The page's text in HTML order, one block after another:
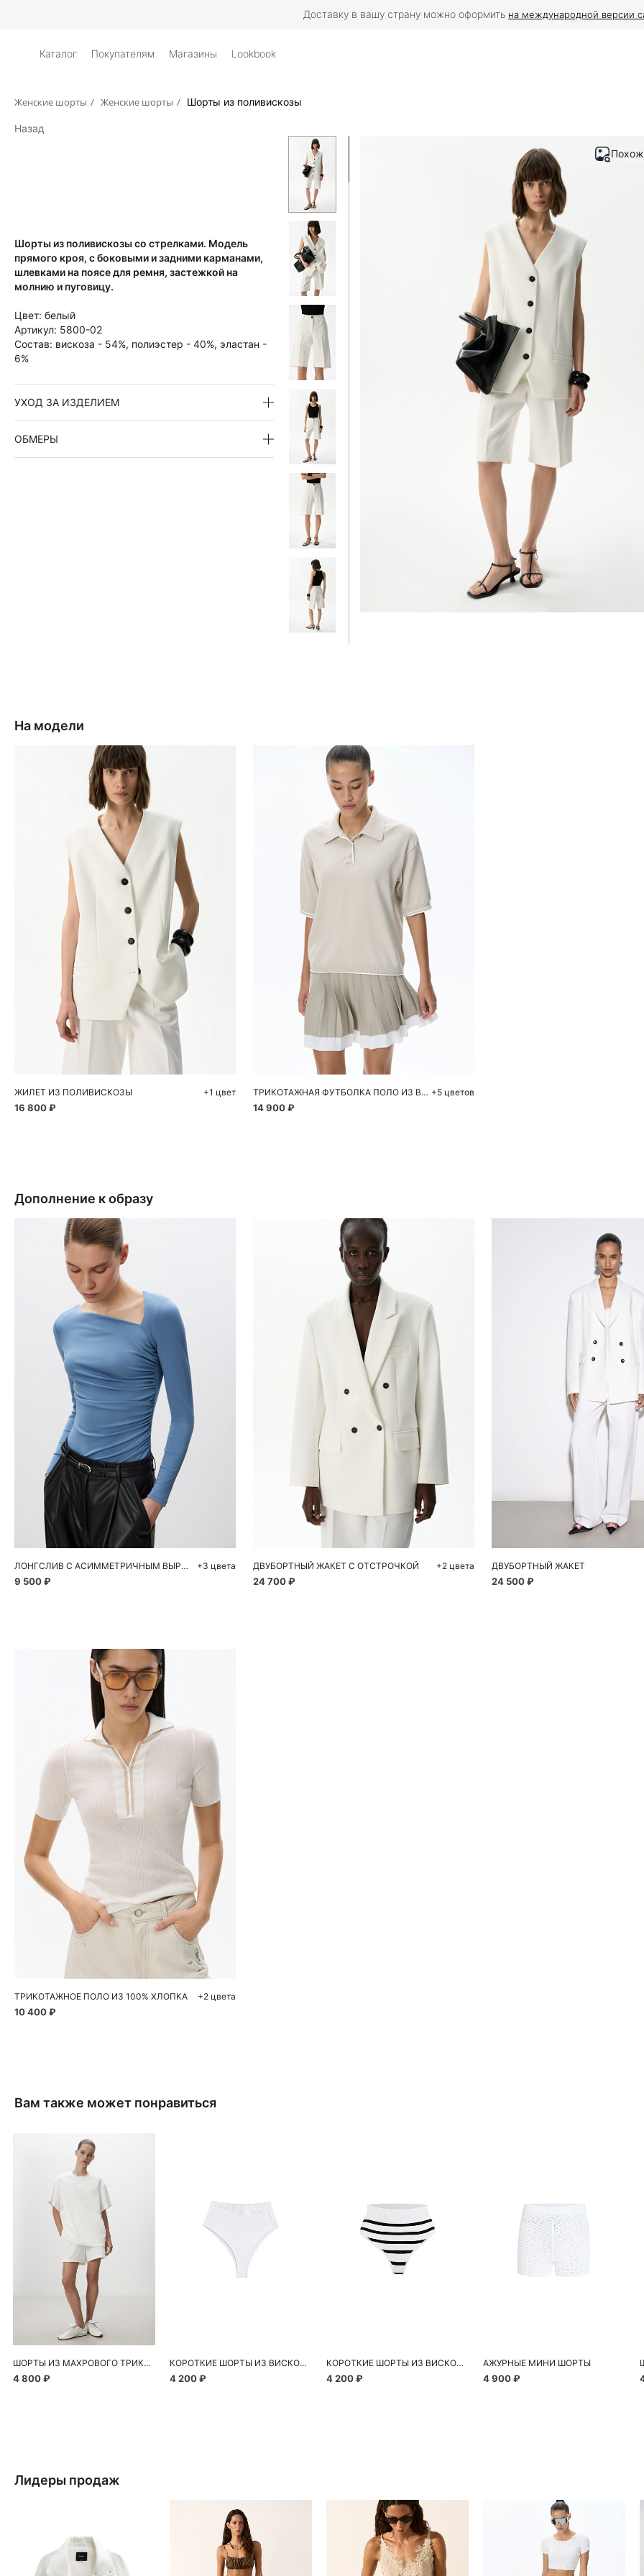
Доставку в вашу страну можно оформить на международной версии
Каталог Покупателям Магазины Lookbook
Женские шорты / Женские шорты / Шорты из поливискозы
Назад
Шорты из поливискозы со стрелками. Модель
прямого кроя, с боковыми и задними карманами,
шлевками на поясе для ремня, застежкой на
молнию и пуговицу.
Цвет: белый
Артикул: 5800-02
Состав: вискоза - 54%, полиэстер - 40%, эластан -
6%
УХОД ЗА ИЗДЕЛИЕМ
ОБМЕРЫ
На модели
Добавить в корзину
M
ЖИЛЕТ ИЗ ПОЛИВИСКОЗЫ
16 800 ₽
+1 цвет
Добавить в корзину
XS S M
ТРИКОТАЖНАЯ ФУТБОЛКА ПОЛО ИЗ ВИСКОЗЫ
14 900 ₽
+5 цветов
Дополнение к образу
Добавить в корзину
M
ЛОНГСЛИВ С АСИММЕТРИЧНЫМ ВЫРЕЗОМ
9 500 ₽
+3 цвета
Добавить в корзину
M L
ДВУБОРТНЫЙ ЖАКЕТ С ОТСТРОЧКОЙ
24 700 ₽
+2 цвета
Добавить в
42 44
ДВУБОРТНЫЙ ЖАКЕТ
24 500 ₽
Добавить в корзину
S L
ТРИКОТАЖНОЕ ПОЛО ИЗ 100% ХЛОПКА
10 400 ₽
+2 цвета
Вам также может понравиться
ШОРТЫ ИЗ МАХРОВОГО ТРИКОТАЖА
4 800 ₽
КОРОТКИЕ ШОРТЫ ИЗ ВИСКОЗЫ
4 200 ₽
КОРОТКИЕ ШОРТЫ ИЗ ВИСКОЗЫ
4 200 ₽
АЖУРНЫЕ МИНИ ШОРТЫ
4 900 ₽
Лидеры продаж